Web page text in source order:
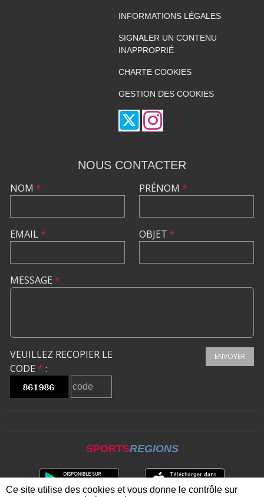
INFORMATIONS LÉGALES
SIGNALER UN CONTENU
INAPPROPRIÉ
CHARTE COOKIES
GESTION DES COOKIES
NOUS CONTACTER
NOM *
EMAIL*
PRÉNOM *
OBJET *
MESSAGE *
VEUILLEZ RECOPIER LE
CODE * :
ENVOYER
SPORTSREGIONS
Ce site utilise des cookies et vous donne le contrôle sur